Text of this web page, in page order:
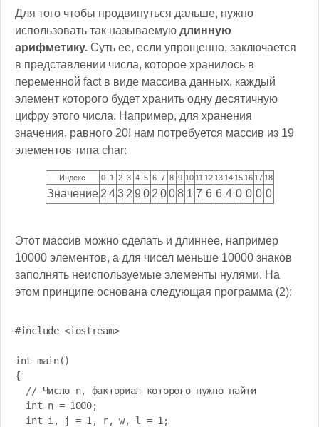
Для того чтобы продвинуться дальше, нужно
использовать так называемую длинную
арифметику. Суть ее, если упрощенно, заключается
в представлении числа, которое хранилось в
переменной fact в виде массива данных, каждый
элемент которого будет хранить одну десятичную
цифру этого числа. Например, для хранения
значения, равного 20! нам потребуется массив из 19
элементов типа char:
Индекс 0 1 2 3 4 5 6 7 8 9 10 11 12 13 14 15 16 17 18
Значение 2 4 3 2 9 0 2 0 0 8 1 7 6 6 4 0 0 0 0
Этот массив можно сделать и длиннее, например
10000 элементов, а для чисел меньше 10000 знаков
заполнять неиспользуемые элементы нулями. На
этом принципе основана следующая программа (2):
#include <iostream>
int main()
{
  // Число n, факториал которого нужно найти
  int n = 1000;
  int i, j = 1, r, w, l = 1;